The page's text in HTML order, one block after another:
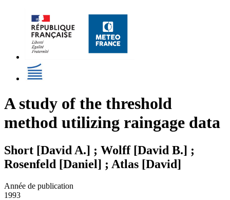
A study of the threshold
method utilizing raingage data
Short [David A.] ; Wolff [David B.] ;
Rosenfeld [Daniel] ; Atlas [David]
Année de publication
1993